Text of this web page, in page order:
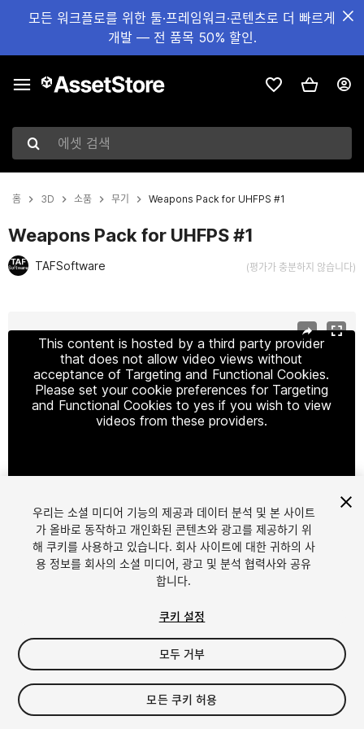
모든 워크플로를 위한 툴·프레임워크·콘텐츠로 더 빠르게
개발 — 전 품목 50% 할인.
에셋 검색
홈 3D 소품 무기 Weapons Pack for UHFPS #1
Weapons Pack for UHFPS #1
TAFSoftware (평가가 충분하지 않습니다)
This content is hosted by a third party provider
that does not allow video views without
acceptance of Targeting and Functional Cookies.
Please set your cookie preferences for Targeting
and Functional Cookies to yes if you wish to view
videos from these providers.
1/2
$15
세금/부가세는 결제 시 반영됩니다.
우리는 소셜 미디어 기능의 제공과 데이터 분석 및 본 사이트
가 올바로 동작하고 개인화된 콘텐츠와 광고를 제공하기 위
해 쿠키를 사용하고 있습니다. 회사 사이트에 대한 귀하의 사
용 정보를 회사의 소셜 미디어, 광고 및 분석 협력사와 공유
합니다.
쿠키 설정
모두 거부
모든 쿠키 허용